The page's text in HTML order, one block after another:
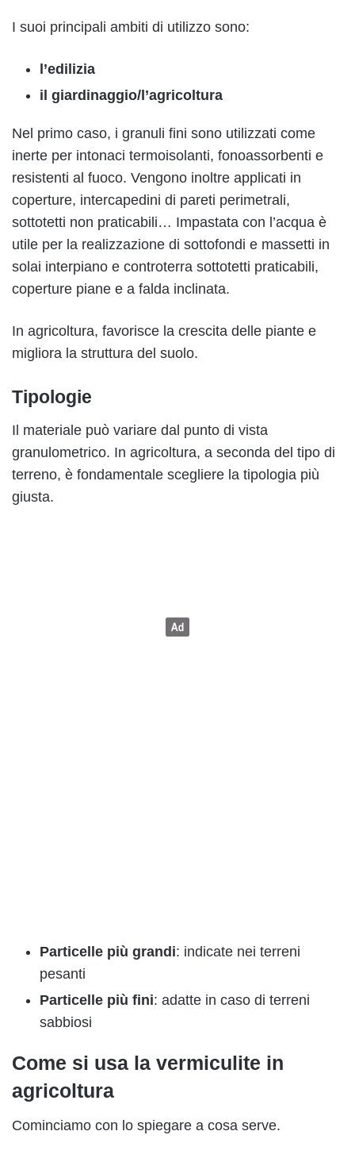
I suoi principali ambiti di utilizzo sono:
l’edilizia
il giardinaggio/l’agricoltura
Nel primo caso, i granuli fini sono utilizzati come
inerte per intonaci termoisolanti, fonoassorbenti e
resistenti al fuoco. Vengono inoltre applicati in
coperture, intercapedini di pareti perimetrali,
sottotetti non praticabili… Impastata con l’acqua è
utile per la realizzazione di sottofondi e massetti in
solai interpiano e controterra sottotetti praticabili,
coperture piane e a falda inclinata.
In agricoltura, favorisce la crescita delle piante e
migliora la struttura del suolo.
Tipologie
Il materiale può variare dal punto di vista
granulometrico. In agricoltura, a seconda del tipo di
terreno, è fondamentale scegliere la tipologia più
giusta.
Particelle più grandi: indicate nei terreni
pesanti
Particelle più fini: adatte in caso di terreni
sabbiosi
Come si usa la vermiculite in
agricoltura
Cominciamo con lo spiegare a cosa serve.